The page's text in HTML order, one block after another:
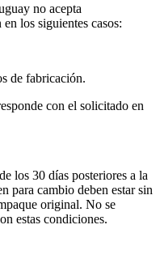
no acepta
los siguientes casos:
de fabricación.
con el solicitado en
los 30 días posteriores a la
para cambio deben estar sin
original. No se
estas condiciones.